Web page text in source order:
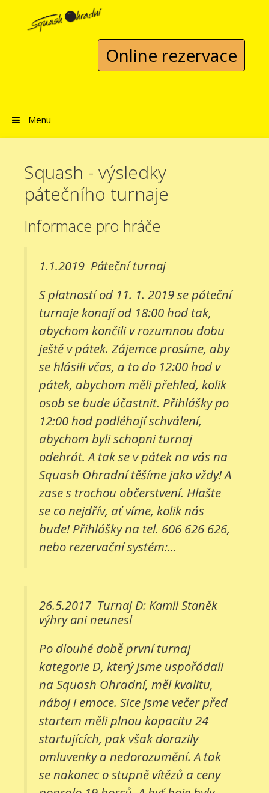
Přeskočit na obsah
Online rezervace
Menu
Squash - výsledky
pátečního turnaje
Informace pro hráče
1.1.2019 Páteční turnaj
S platností od 11. 1. 2019 se páteční
turnaje konají od 18:00 hod tak,
abychom končili v rozumnou dobu
ještě v pátek. Zájemce prosíme, aby
se hlásili včas, a to do 12:00 hod v
pátek, abychom měli přehled, kolik
osob se bude účastnit. Přihlášky po
12:00 hod podléhají schválení,
abychom byli schopni turnaj
odehrát. A tak se v pátek na vás na
Squash Ohradní těšíme jako vždy! A
zase s trochou občerstvení. Hlašte
se co nejdřív, ať víme, kolik nás
bude! Přihlášky na tel. 606 626 626,
nebo rezervační systém:...
26.5.2017 Turnaj D: Kamil Staněk
výhry ani neunesl
Po dlouhé době první turnaj
kategorie D, který jsme uspořádali
na Squash Ohradní, měl kvalitu,
náboj i emoce. Sice jsme večer před
startem měli plnou kapacitu 24
startujících, pak však dorazily
omluvenky a nedorozumění. A tak
se nakonec o stupně vítězů a ceny